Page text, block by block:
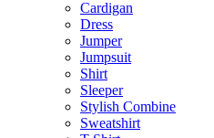
Cardigan
Dress
Jumper
Jumpsuit
Shirt
Sleeper
Stylish Combine
Sweatshirt